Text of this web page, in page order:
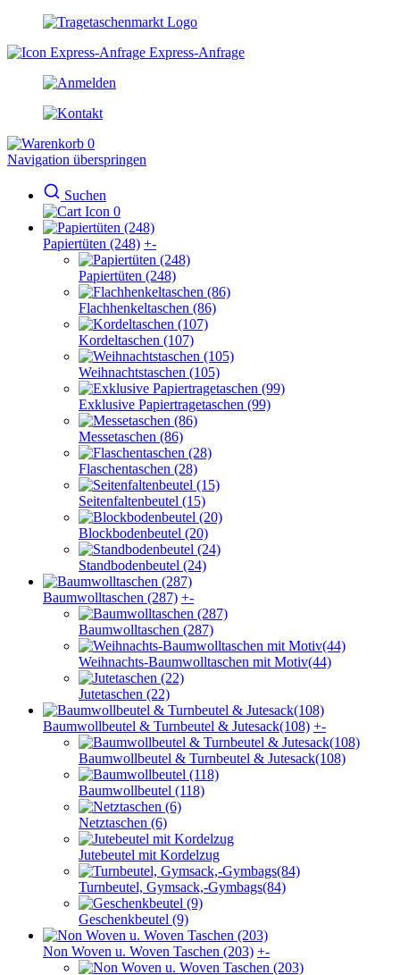
Express-Anfrage
0
Navigation überspringen
Suchen
0
Papiertüten (248) +-
Papiertüten (248)
Flachhenkeltaschen (86)
Kordeltaschen (107)
Weihnachtstaschen (105)
Exklusive Papiertragetaschen (99)
Messetaschen (86)
Flaschentaschen (28)
Seitenfaltenbeutel (15)
Blockbodenbeutel (20)
Standbodenbeutel (24)
Baumwolltaschen (287) +-
Baumwolltaschen (287)
Weihnachts-Baumwolltaschen mit Motiv(44)
Jutetaschen (22)
Baumwollbeutel & Turnbeutel & Jutesack(108) +-
Baumwollbeutel & Turnbeutel & Jutesack(108)
Baumwollbeutel (118)
Netztaschen (6)
Jutebeutel mit Kordelzug
Turnbeutel, Gymsack,-Gymbags(84)
Geschenkbeutel (9)
Non Woven u. Woven Taschen (203) +-